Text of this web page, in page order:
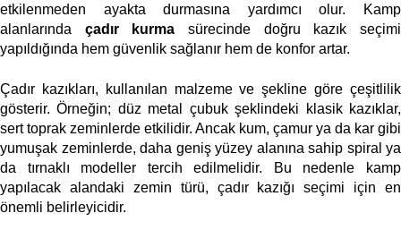
etkilenmeden ayakta durmasına yardımcı olur. Kamp
alanlarında çadır kurma sürecinde doğru kazık seçimi
yapıldığında hem güvenlik sağlanır hem de konfor artar.
Çadır kazıkları, kullanılan malzeme ve şekline göre çeşitlilik
gösterir. Örneğin; düz metal çubuk şeklindeki klasik kazıklar,
sert toprak zeminlerde etkilidir. Ancak kum, çamur ya da kar gibi
yumuşak zeminlerde, daha geniş yüzey alanına sahip spiral ya
da tırnaklı modeller tercih edilmelidir. Bu nedenle kamp
yapılacak alandaki zemin türü, çadır kazığı seçimi için en
önemli belirleyicidir.